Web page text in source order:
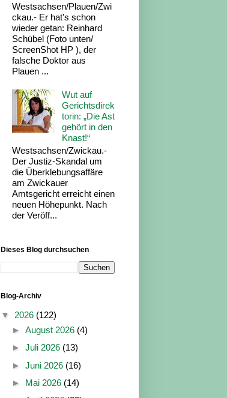
Westsachsen/Plauen/Zwi
ckau.- Er hat's schon
wieder getan: Reinhard
Schübel (Foto unten/
ScreenShot HP ), der
falsche Doktor aus
Plauen ...
Wut auf
Gerichtsdirek
torin: „Die Ast
gehört in den
Knast!“
Westsachsen/Zwickau.-
Der Justiz-Skandal um
die Überklebungsaffäre
am Zwickauer
Amtsgericht erreicht einen
neuen Höhepunkt. Nach
der Veröff...
Dieses Blog durchsuchen
Blog-Archiv
▼ 2026 (122)
► August 2026 (4)
► Juli 2026 (13)
► Juni 2026 (16)
► Mai 2026 (14)